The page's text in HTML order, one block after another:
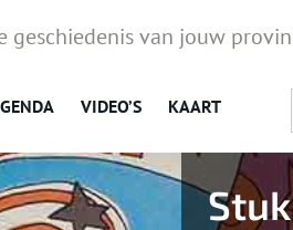
geschiedenis van jouw
VIDEO’S KAART